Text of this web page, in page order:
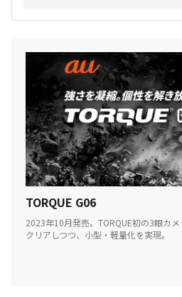
TORQUE G06
2023年10月発売。TORQUE初の3眼カ
クリアしつつ、小型・軽量化を実現。